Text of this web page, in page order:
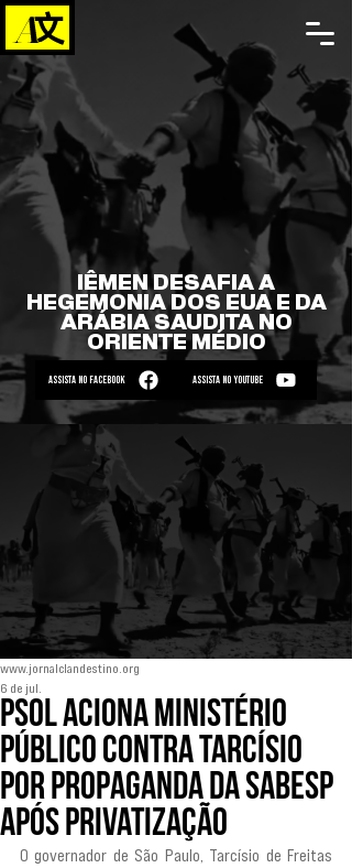
IÊMEN DESAFIA A
HEGEMONIA DOS EUA E DA
ARÁBIA SAUDITA NO
ORIENTE MÉDIO
ASSISTA NO FACEBOOK ASSISTA NO YOUTUBE
Psol aciona Ministério
Público contra Tarcísio
por propaganda da Sabesp
após privatização
www.jornalclandestino.org
6 de jul.
O governador de São Paulo, Tarcísio de Freitas